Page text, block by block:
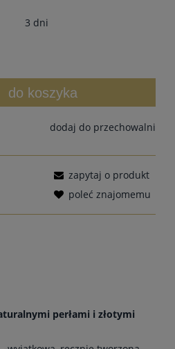
3 dni
do koszyka
dodaj do przechowalni
zapytaj o produkt
poleć znajomemu
perłami i złotymi